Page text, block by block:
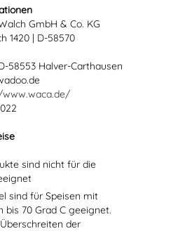
GmbH & Co. KG
1420 | D-58570
58553 Halver-Carthausen
sind nicht für die
sind für Speisen mit
bis 70 Grad C geeignet.
der